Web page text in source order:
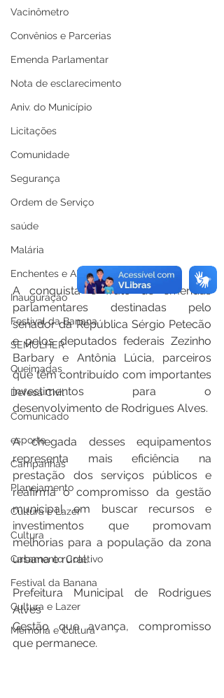
Vacinômetro
Convênios e Parcerias
Emenda Parlamentar
Nota de esclarecimento
Aniv. do Município
Licitações
Comunidade
Segurança
Ordem de Serviço
saúde
Malária
Enchentes e Alagações
Inauguração
Festival da Banana
SEMULHER
Queimadas
Defesa Civil
Comunicado
esporte
Campanhas
Planejamento
Cultura e Lazer
Cultura
Casamento Coletivo
Festival da Banana
Cultura e Lazer
Memória e Cultura
A conquista é fruto de emendas
parlamentares destinadas pelo
senador da República Sérgio Petecão
e pelos deputados federais Zezinho
Barbary e Antônia Lúcia, parceiros
que têm contribuído com importantes
investimentos para o
desenvolvimento de Rodrigues Alves.
A chegada desses equipamentos
representa mais eficiência na
prestação dos serviços públicos e
reafirma o compromisso da gestão
municipal em buscar recursos e
investimentos que promovam
melhorias para a população da zona
urbana e rural.
Prefeitura Municipal de Rodrigues
Alves
Gestão que avança, compromisso
que permanece.